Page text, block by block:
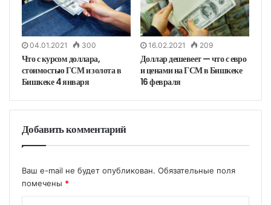
04.01.2021 300
Что с курсом доллара,
стоимостью ГСМ и золота в
Бишкеке 4 января
16.02.2021 209
Доллар дешевеет — что с евро
и ценами на ГСМ в Бишкеке
16 февраля
Добавить комментарий
Ваш e-mail не будет опубликован. Обязательные поля
помечены *